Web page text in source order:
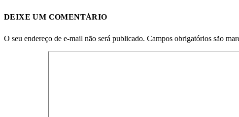
DEIXE UM COMENTÁRIO
O seu endereço de e-mail não será publicado. Campos obrigatórios são